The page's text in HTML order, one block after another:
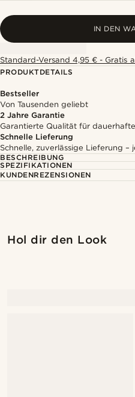
IN DEN
Standard-Versand 4,95 € - Gratis
PRODUKTDETAILS
Bestseller
Von Tausenden geliebt
2 Jahre Garantie
Garantierte Qualität für
Schnelle Lieferung
Schnelle, zuverlässige Lieferung –
BESCHREIBUNG
SPEZIFIKATIONEN
KUNDENREZENSIONEN
Hol dir den Look